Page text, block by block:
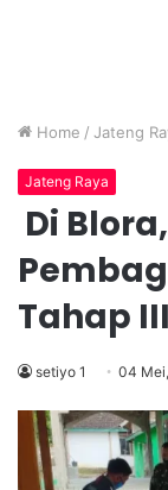
Home / Jateng
Jateng Raya
Di
Tahap III
setiyo 1 04